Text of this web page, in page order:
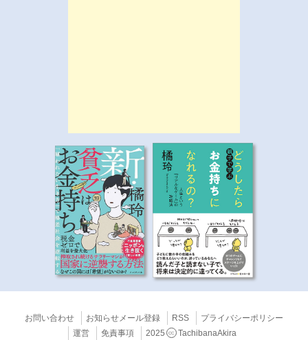
お問い合わせ お知らせメール登録 RSS
プライバシーポリシー
運営
免責事項 2025 CC TachibanaAkira